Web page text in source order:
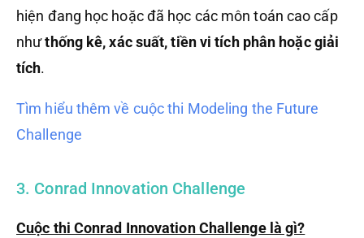
hiện đang học hoặc đã học các môn toán cao cấp
nhưthống kê, xác suất, tiền vi tích phân hoặc giải
tích.
Tìm hiểu thêm về cuộc thi Modeling the Future
Challenge
3. Conrad Innovation Challenge
Cuộc thi Conrad Innovation Challenge là gì?